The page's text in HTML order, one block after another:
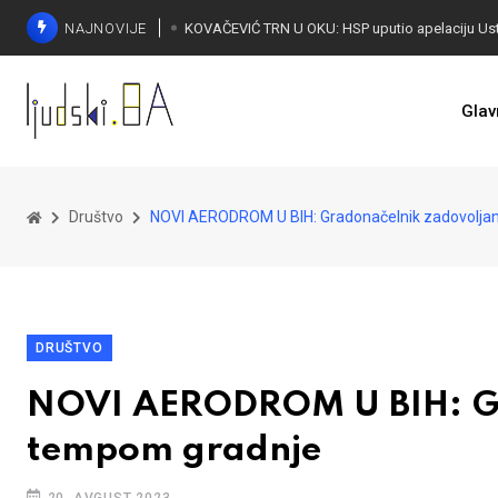
NAJNOVIJE
Društvo NOVI AERODROM U BIH: Gradonačelnik
DRUŠTVO
NOVI AERODROM U
tempom gradnje